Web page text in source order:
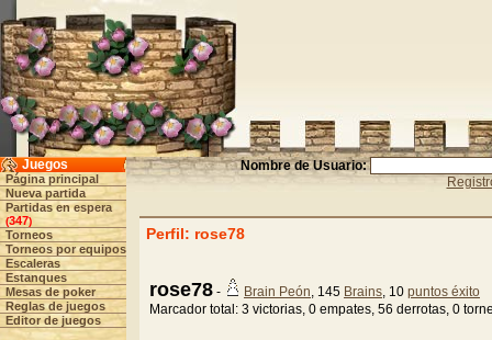
Juegos
Página principal
Nueva partida
Partidas en espera
(347)
Torneos
Torneos por equipos
Escaleras
Estanques
Mesas de poker
Reglas de juegos
Editor de juegos
Nombre de Usuario:
Perfil: rose78
rose78 - Brain Peón, 145 Brains, 10 puntos éxito
Marcador total: 3 victorias, 0 empates, 56 derrotas, 0